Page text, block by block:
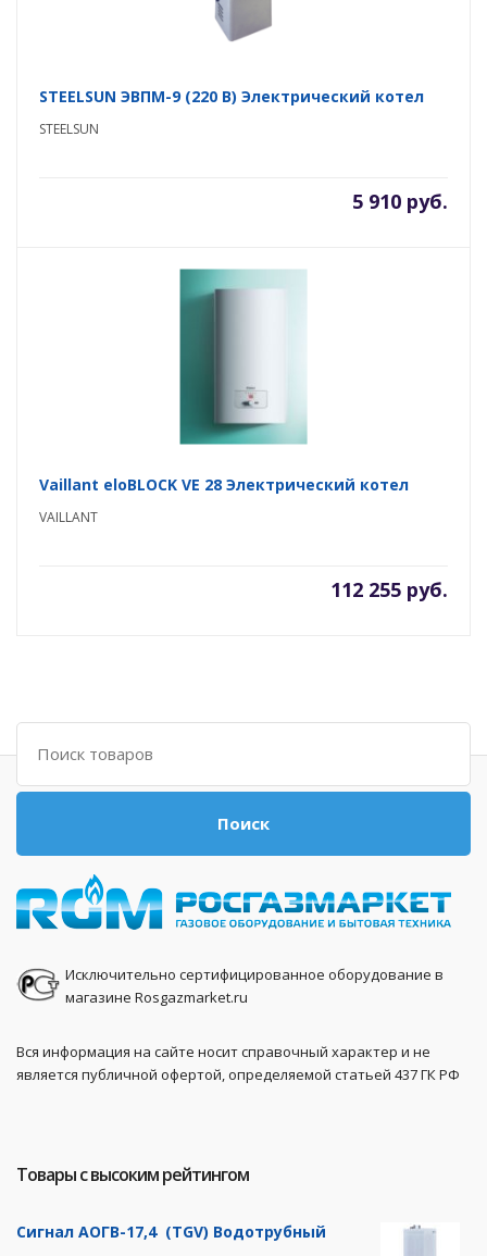
STEELSUN ЭВПМ-9 (220 В) Электрический котел
STEELSUN
5 910 руб.
Vaillant eloBLOCK VE 28 Электрический котел
VAILLANT
112 255 руб.
Поиск
Поиск
Исключительно сертифицированное оборудование в
магазине Rosgazmarket.ru
Вся информация на сайте носит справочный характер и не
является публичной офертой, определяемой статьей 437 ГК РФ
Товары с высоким рейтингом
Сигнал АОГВ-17,4 (TGV) Водотрубный